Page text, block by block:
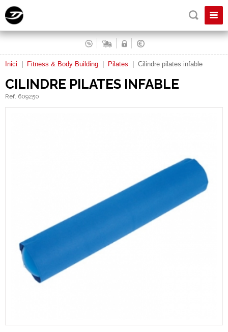
Inici Fitness & Body Building Pilates Cilindre pilates infable
CILINDRE PILATES INFABLE
Ref. 609250